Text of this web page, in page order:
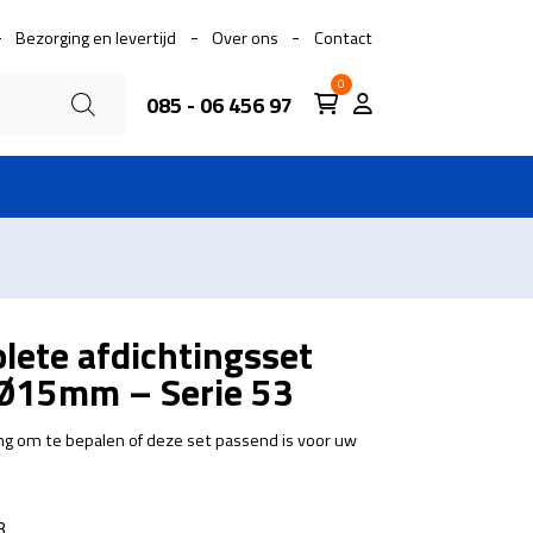
Bezorging en levertijd Over ons Contact
085 - 06 456 97
0
afdichtingsset
– Serie 53
om te bepalen of deze set passend is voor uw